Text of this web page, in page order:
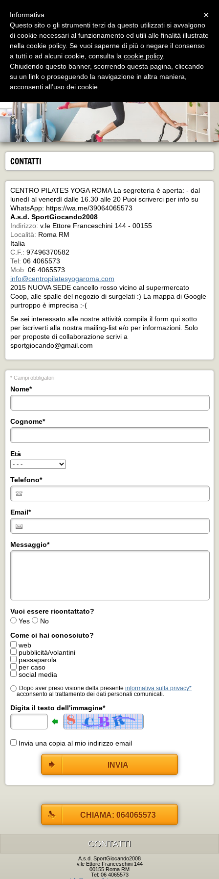
Centro Pilates Yoga Roma
Ginnastica per il corpo e per la mente
CONTATTI
CENTRO PILATES YOGA ROMA La segreteria è aperta: - dal
lunedì al venerdì dalle 16.30 alle 20 Puoi scriverci per info su
WhatsApp: https://wa.me/39064065573
A.s.d. SportGiocando2008
Indirizzo: v.le Ettore Franceschini 144 - 00155
Località: Roma RM
Italia
C.F.: 97496370582
Tel: 06 4065573
Mob: 06 4065573
info@centropilatesyogaroma.com
2015 NUOVA SEDE cancello rosso vicino al supermercato
Coop, alle spalle del negozio di surgelati :) La mappa di Google
purtroppo è imprecisa :-(
Se sei interessato alle nostre attività compila il form qui sotto
per iscriverti alla nostra mailing-list e/o per informazioni. Solo
per proposte di collaborazione scrivi a
sportgiocando@gmail.com
* Campi obbligatori
Nome*
Cognome*
Età
Telefono*
Email*
Messaggio*
Vuoi essere ricontattato?
Yes
No
Come ci hai conosciuto?
web
pubblicità/volantini
passaparola
per caso
social media
Dopo aver preso visione della presente informativa sulla privacy*
acconsento al trattamento dei dati personali comunicati.
Digita il testo dell'immagine*
Invia una copia al mio indirizzo email
INVIA
CHIAMA: 064065573
CONTATTI
A.s.d. SportGiocando2008
v.le Ettore Franceschini 144
00155 Roma RM
Tel: 06 4065573
×
Informativa
Questo sito o gli strumenti terzi da questo utilizzati si avvalgono
di cookie necessari al funzionamento ed utili alle finalità illustrate
nella cookie policy. Se vuoi saperne di più o negare il consenso
a tutti o ad alcuni cookie, consulta la cookie policy.
Chiudendo questo banner, scorrendo questa pagina, cliccando
su un link o proseguendo la navigazione in altra maniera,
acconsenti all’uso dei cookie.